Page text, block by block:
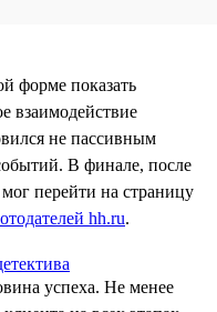
форме показать
взаимодействие
не пассивным
В финале, после
перейти на страницу
hh.ru.
успеха. Не менее